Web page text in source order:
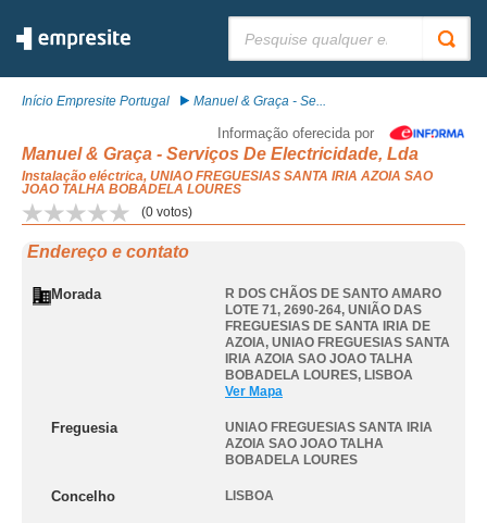
Início Empresite Portugal Manuel & Graça - Se...
Informação oferecida por
Manuel & Graça - Serviços De Electricidade, Lda
Instalação eléctrica, UNIAO FREGUESIAS SANTA IRIA AZOIA SAO
JOAO TALHA BOBADELA LOURES
(0 votos)
Endereço e contato
Morada
R DOS CHÃOS DE SANTO AMARO
LOTE 71, 2690-264, UNIÃO DAS
FREGUESIAS DE SANTA IRIA DE
AZOIA, UNIAO FREGUESIAS SANTA
IRIA AZOIA SAO JOAO TALHA
BOBADELA LOURES, LISBOA
Ver Mapa
Freguesia
UNIAO FREGUESIAS SANTA IRIA
AZOIA SAO JOAO TALHA
BOBADELA LOURES
Concelho LISBOA